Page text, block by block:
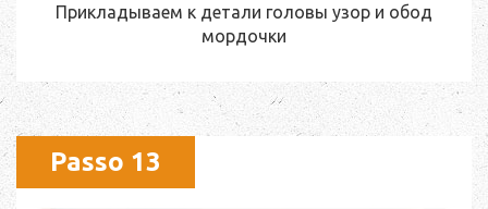
Прикладываем к детали головы узор и обод
мордочки
Passo 13